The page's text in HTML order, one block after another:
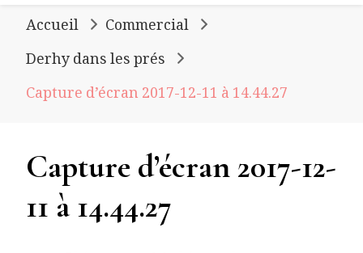
Accueil
Commercial
Derhy dans les prés
Capture d’écran 2017-12-11 à 14.44.27
Capture d’écran 2017-12-
11 à 14.44.27